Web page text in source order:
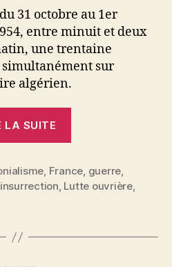
31 octobre au 1er
entre minuit et deux
une trentaine
simultanément sur
algérien.
LA SUITE
:
L’insurrection
, France, guerre,
insurrection, Lutte ouvrière,